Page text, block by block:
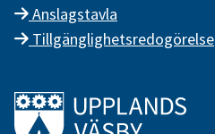
Anslagstavla
Tillgänglighetsredogörelse